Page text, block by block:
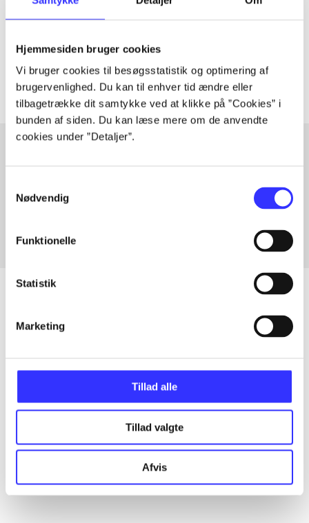
Hjemmesiden bruger cookies
Vi bruger cookies til besøgsstatistik og optimering af
brugervenlighed. Du kan til enhver tid ændre eller
tilbagetrække dit samtykke ved at klikke på ”Cookies” i
bunden af siden. Du kan læse mere om de anvendte
cookies under ”Detaljer”.
Nødvendig
Funktionelle
Statistik
Marketing
Tillad alle
Tillad valgte
Afvis
lorem ipsum dolor sit amet ...
Artiklerne i handler ofte om
Fra
Artikler
...